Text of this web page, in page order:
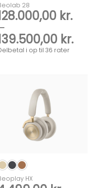
28
kr.
kr.
i op til 36 rater
HX